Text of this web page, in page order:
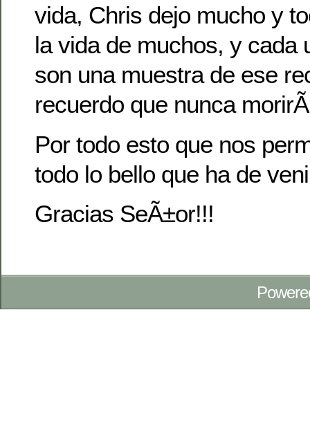
vida, Chris dejo mucho y
la vida de muchos, y cada
son una muestra de ese
recuerdo que nunca
Por todo esto que nos
todo lo bello que ha de
Gracias SeÃ±or!!!